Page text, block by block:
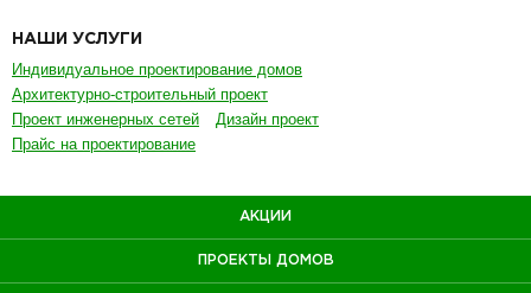
НАШИ УСЛУГИ
Индивидуальное проектирование домов
Архитектурно-строительный проект
Проект инженерных сетей
Дизайн проект
Прайс на проектирование
АКЦИИ
ПРОЕКТЫ ДОМОВ